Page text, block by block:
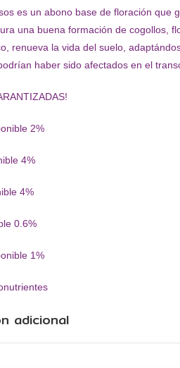
es un abono base de floración que
una buena formación de cogollos,
renueva la vida del suelo,
haber sido afectados en el
2%
4%
4%
0.6%
1%
adicional